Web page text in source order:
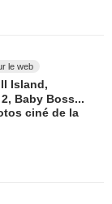
le web
Island,
Baby Boss...
ciné de la